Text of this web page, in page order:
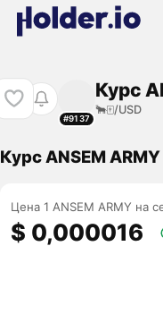
#9137
Курс
🐂🀄️/USD
Курс ANSEM ARMY
Цена 1 ANSEM ARMY на
$ 0,000016